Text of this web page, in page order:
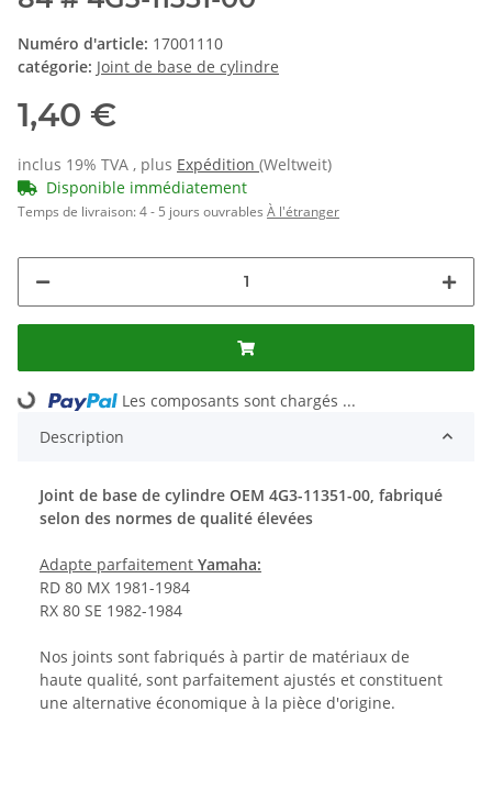
Numéro d'article: 17001110
catégorie: Joint de base de cylindre
1,40 €
inclus 19% TVA , plus Expédition (Weltweit)
Disponible immédiatement
Temps de livraison:4 - 5 jours ouvrables À l'étranger
Loading...
Les composants sont chargés ...
Description
Joint de base de cylindre OEM 4G3-11351-00, fabriqué
selon des normes de qualité élevées
Adapte parfaitement Yamaha:
RD 80 MX 1981-1984
RX 80 SE 1982-1984
Nos joints sont fabriqués à partir de matériaux de
haute qualité, sont parfaitement ajustés et constituent
une alternative économique à la pièce d'origine.